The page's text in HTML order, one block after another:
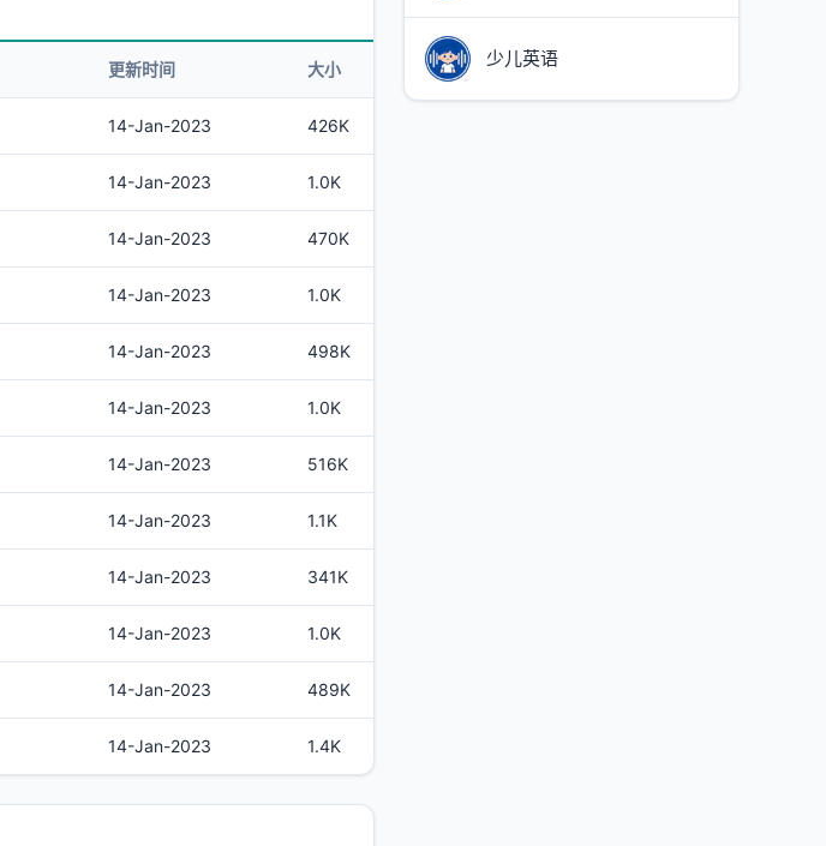
更新时间 大小
14-Jan-2023 426K
14-Jan-2023 1.0K
14-Jan-2023 470K
14-Jan-2023 1.0K
14-Jan-2023 498K
14-Jan-2023 1.0K
14-Jan-2023 516K
14-Jan-2023 1.1K
14-Jan-2023 341K
14-Jan-2023 1.0K
14-Jan-2023 489K
14-Jan-2023 1.4K
少儿英语